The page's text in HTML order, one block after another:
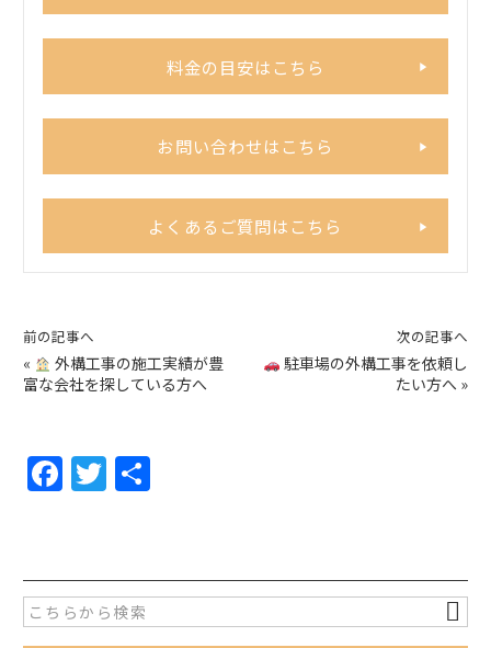
料金の目安はこちら
お問い合わせはこちら
よくあるご質問はこちら
前の記事へ
«
外構工事の施工実績が豊
富な会社を探している方へ
次の記事へ
駐車場の外構工事を依頼し
たい方へ »
F
e
b
T
er